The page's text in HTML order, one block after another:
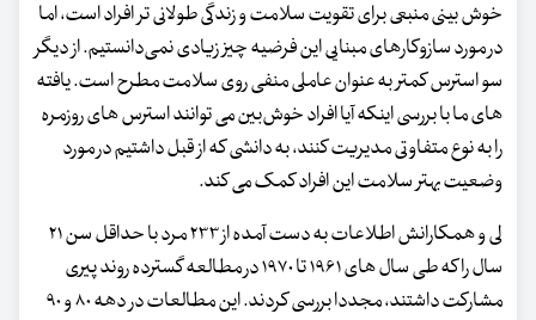
خوش بینی منبعی برای تقویت سلامت و زندگی طولانی تر افراد است، اما
در مورد سازوکارهای مبنایی این فرضیه چیز زیادی نمی‌دانستیم. از دیگر
سو استرس کمتر به عنوان عاملی منفی روی سلامت مطرح است. یافته
های ما با بررسی اینکه آیا افراد خوش‌بین می توانند استرس های روزمره
را به نوع متفاوتی مدیریت کنند، به دانشی که از قبل داشتیم در مورد
وضعیت بهتر سلامت این افراد کمک می کند.
لی و همکارانش اطلاعات به دست آمده از ۲۳۳ مرد با حداقل سن ۲۱
سال را که طی سال های ۱۹۶۱ تا ۱۹۷۰ در مطالعه گسترده روند پیری
مشارکت داشتند، مجددا بررسی کردند. این مطالعات در دهه ۸۰ و ۹۰